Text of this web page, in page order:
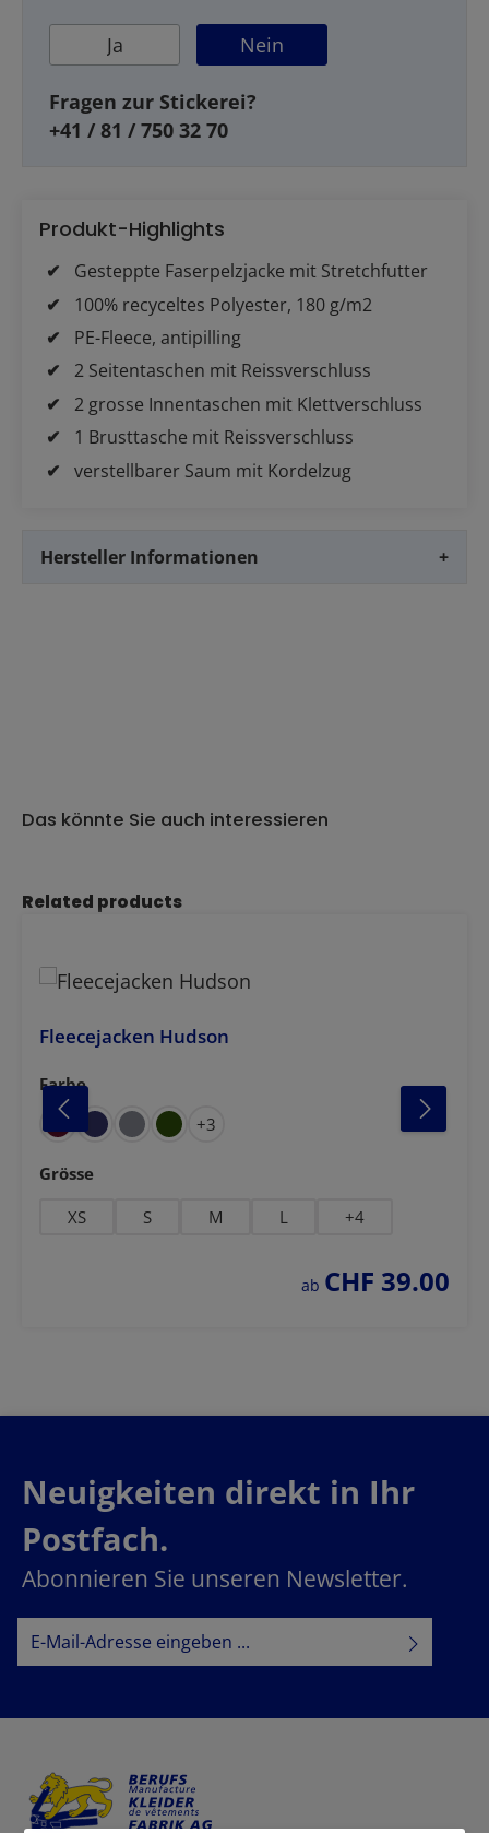
Ja Nein
Fragen zur Stickerei?
+41 / 81 / 750 32 70
Produkt-Highlights
Gesteppte Faserpelzjacke mit Stretchfutter
100% recyceltes Polyester, 180 g/m2
PE-Fleece, antipilling
2 Seitentaschen mit Reissverschluss
2 grosse Innentaschen mit Klettverschluss
1 Brusttasche mit Reissverschluss
verstellbarer Saum mit Kordelzug
Hersteller Informationen +
Das könnte Sie auch interessieren
Produktgalerie überspringen
Related products
Fleecejacken Hudson
Farbe
auswählen
+3
Grösse
XS S M L +4
regulärer preis:
ab CHF 39.00
anthrazit meliert
hellgrau
Neuigkeiten direkt in Ihr
Postfach.
Abonnieren Sie unseren Newsletter.
E-Mail-Adresse*
Ich habe dieDatenschutzbestimmungenzur Kenntnis